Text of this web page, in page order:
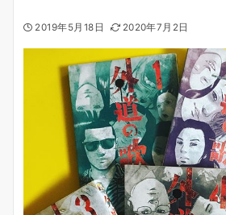
2019年5月18日 2020年7月2日